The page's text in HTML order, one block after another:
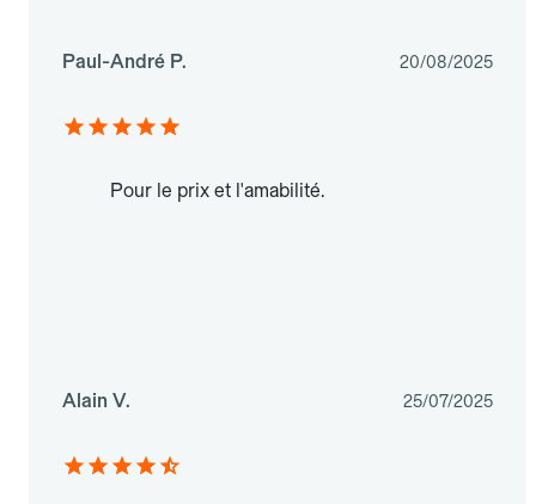
Paul-André P. 20/08/2025
Pour le prix et l'amabilité.
Alain V. 25/07/2025